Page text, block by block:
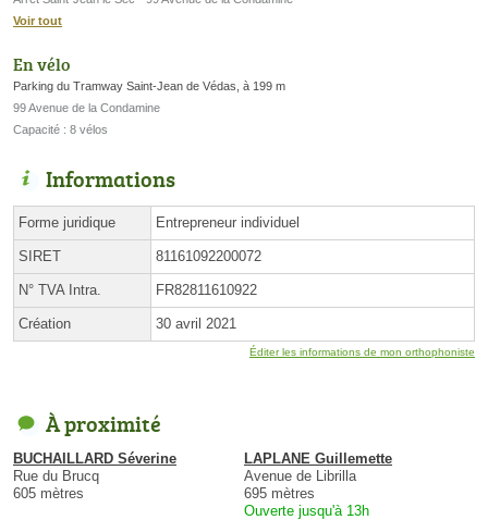
Voir tout
En vélo
Parking du Tramway Saint-Jean de Védas, à 199 m
99 Avenue de la Condamine
Capacité : 8 vélos
Informations
Forme juridique Entrepreneur individuel
SIRET 81161092200072
N° TVA Intra. FR82811610922
Création 30 avril 2021
Éditer les informations de mon orthophoniste
À proximité
BUCHAILLARD Séverine
Rue du Brucq
605 mètres
LAPLANE Guillemette
Avenue de Librilla
695 mètres
Ouverte jusqu'à 13h